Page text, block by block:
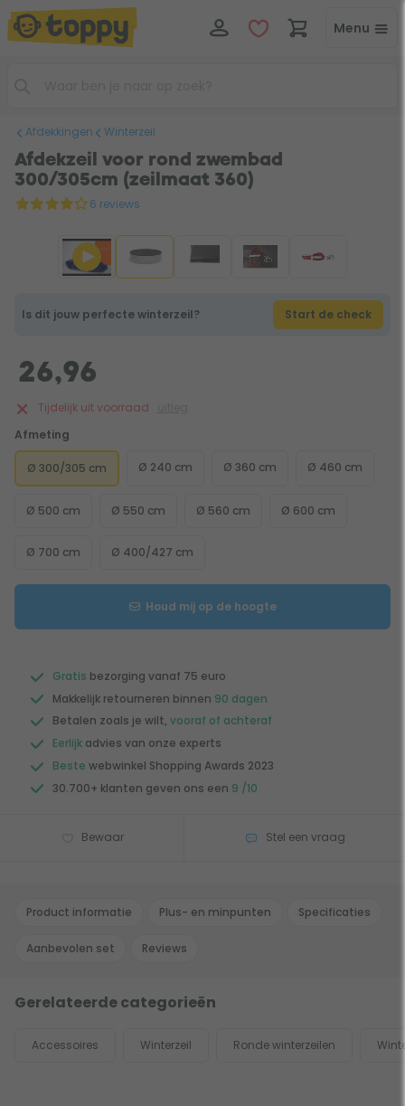
Menu
Afdekkingen Winterzeil
Afdekzeil voor rond zwembad
300/305cm (zeilmaat 360)
6 reviews
Is dit jouw perfecte winterzeil? Start de check
26,96
Tijdelijk uit voorraad
Afmeting
Ø 300/305 cm Ø 240 cm Ø 360 cm Ø 460 cm
Ø 500 cm Ø 550 cm Ø 560 cm Ø 600 cm
Ø 700 cm Ø 400/427 cm
Houd mij op de hoogte
Gratis bezorging vanaf 75 euro
Makkelijk retourneren binnen 90 dagen
Betalen zoals je wilt, vooraf of achteraf
Eerlijk advies van onze experts
Beste webwinkel Shopping Awards 2023
30.700+ klanten geven ons een 9 /10
Bewaar Stel een vraag
Product informatie Plus- en minpunten Specificaties
Aanbevolen set Reviews
Gerelateerde categorieën
Accessoires Winterzeil Ronde winterzeilen